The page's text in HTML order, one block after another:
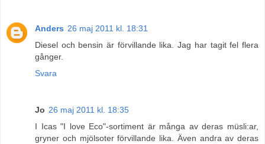
Anders 26 maj 2011 kl. 18:31
Diesel och bensin är förvillande lika. Jag har tagit fel flera
gånger.
Svara
Jo 26 maj 2011 kl. 18:35
I Icas "I love Eco"-sortiment är många av deras müsli:ar,
gryner och mjölsoter förvillande lika. Även andra av deras